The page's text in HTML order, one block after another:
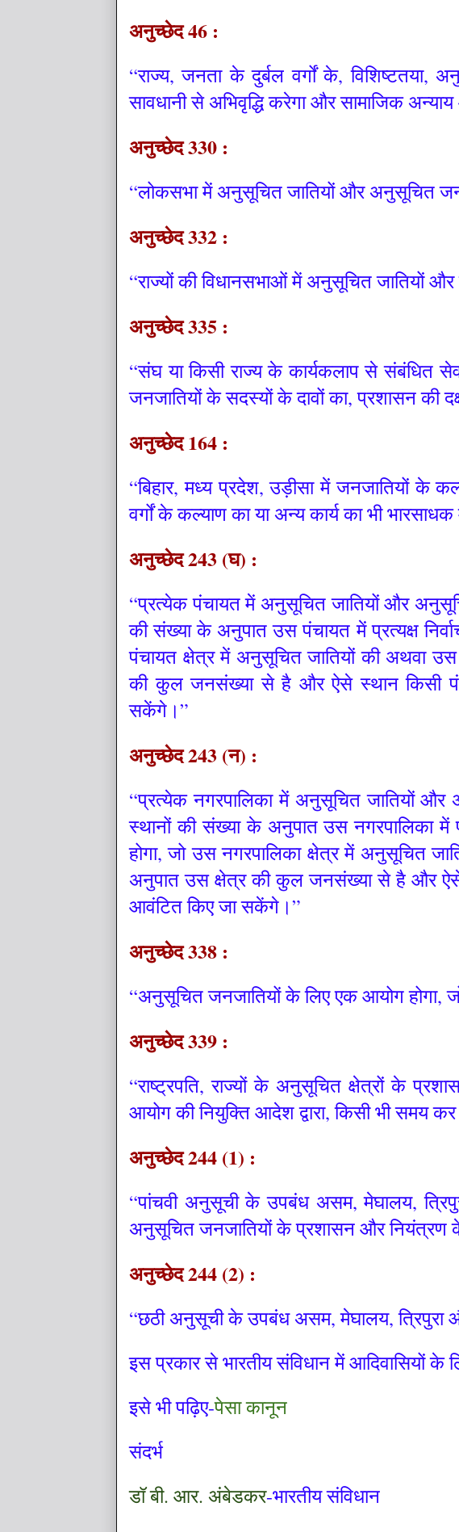
अनुच्छेद 46 :
“राज्य, जनता के दुर्बल वर्गों के, विशिष्टतया,
सावधानी से अभिवृद्धि करेगा और सामाजिक
अनुच्छेद 330 :
“लोकसभा में अनुसूचित जातियों और अनुसूचित
अनुच्छेद 332 :
“राज्यों की विधानसभाओं में अनुसूचित जातियों
अनुच्छेद 335 :
“संघ या किसी राज्य के कार्यकलाप से संबंधित
जनजातियों के सदस्यों के दावों का, प्रशासन की
अनुच्छेद 164 :
“बिहार, मध्य प्रदेश, उड़ीसा में जनजातियों के
वर्गों के कल्याण का या अन्य कार्य का भी भारसाधक
अनुच्छेद 243 (घ) :
“प्रत्येक पंचायत में अनुसूचित जातियों और
की संख्या के अनुपात उस पंचायत में प्रत्यक्ष
पंचायत क्षेत्र में अनुसूचित जातियों की अथवा
की कुल जनसंख्या से है और ऐसे स्थान किसी
सकेंगे।”
अनुच्छेद 243 (न) :
“प्रत्येक नगरपालिका में अनुसूचित जातियों
स्थानों की संख्या के अनुपात उस नगरपालिका में
होगा, जो उस नगरपालिका क्षेत्र में अनुसूचित
अनुपात उस क्षेत्र की कुल जनसंख्या से है और ऐसे
आवंटित किए जा सकेंगे।”
अनुच्छेद 338 :
“अनुसूचित जनजातियों के लिए एक आयोग होगा,
अनुच्छेद 339 :
“राष्ट्रपति, राज्यों के अनुसूचित क्षेत्रों के
आयोग की नियुक्ति आदेश द्वारा, किसी भी समय
अनुच्छेद 244 (1) :
“पांचवी अनुसूची के उपबंध असम, मेघालय,
अनुसूचित जनजातियों के प्रशासन और नियंत्रण
अनुच्छेद 244 (2) :
“छठी अनुसूची के उपबंध असम, मेघालय, त्रिपुरा
इस प्रकार से भारतीय संविधान में आदिवासियों के
इसे भी पढ़िए-पेसा कानून
संदर्भ
डॉ बी. आर. अंबेडकर-भारतीय संविधान